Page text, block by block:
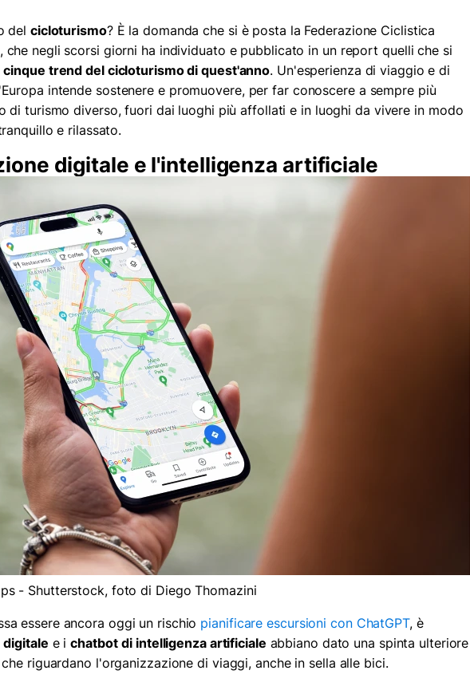
del cicloturismo? È la domanda che si è posta la Federazione Ciclistica
che negli scorsi giorni ha individuato e pubblicato in un report quelli che si
cinque trend del cicloturismo di quest'anno. Un'esperienza di viaggio e di
intende sostenere e promuovere, per far conoscere a sempre più
di turismo diverso, fuori dai luoghi più affollati e in luoghi da vivere in modo
e rilassato.
digitale e l'intelligenza artificiale
- Shutterstock, foto di Diego Thomazini
essere ancora oggi un rischio pianificare escursioni con ChatGPT, è
digitale e ichatbot di intelligenza artificiale abbiano dato una spinta ulteriore
riguardano l'organizzazione di viaggi, anche in sella alle bici.